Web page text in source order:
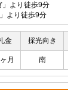
」より徒歩9分
より徒歩9分
金 採光向き
月 南